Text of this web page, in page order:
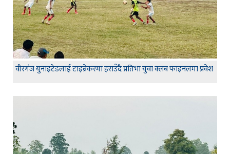
वीरगंज युनाइटेडलाई टाइब्रेकरमा हराउँदै प्रतिभा युवा क्लब फाइनलमा प्रवेश